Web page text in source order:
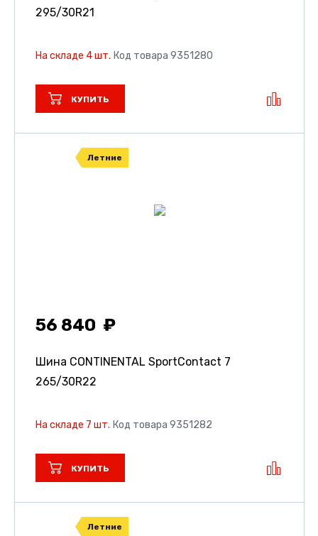
295/30R21
На складе 4 шт. Код товара 9351280
КУПИТЬ
Летние
56 840
Шина CONTINENTAL SportContact 7
265/30R22
На складе 7 шт. Код товара 9351282
КУПИТЬ
Летние